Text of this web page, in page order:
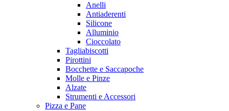
Anelli
Antiaderenti
Silicone
Alluminio
Cioccolato
Tagliabiscotti
Pirottini
Bocchette e Saccapoche
Molle e Pinze
Alzate
Strumenti e Accessori
Pizza e Pane